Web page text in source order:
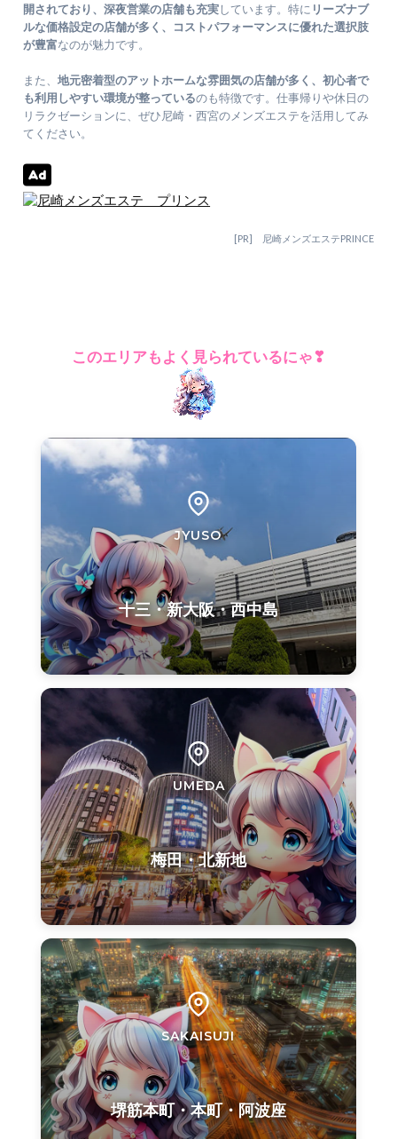
開されており、深夜営業の店舗も充実しています。特に リーズナブ
ルな価格設定の店舗が多く、コストパフォーマンスに優れた選択肢
が豊富なのが魅力です。
また、地元密着型のアットホームな雰囲気の店舗が多く、初心者で
も利用しやすい環境が整っているのも特徴です。仕事帰りや休日の
リラクゼーションに、ぜひ尼崎・西宮のメンズエステを活用してみ
てください。
[PR] 尼崎メンズエステPRINCE
このエリアもよく見られているにゃ❣
JYUSO
十三・新大阪・西中島
UMEDA
梅田・北新地
SAKAISUJI
堺筋本町・本町・阿波座